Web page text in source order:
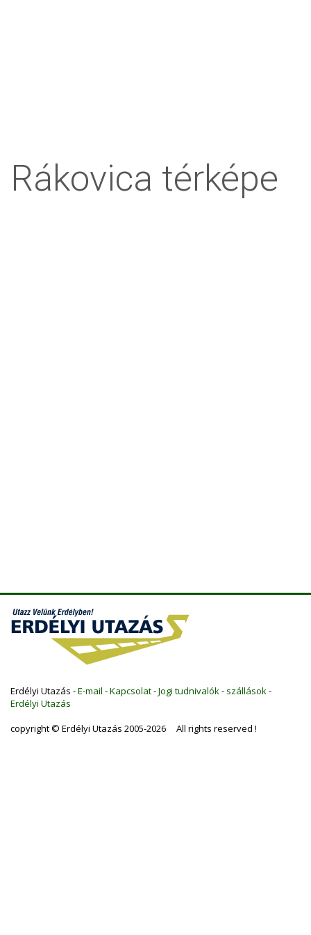
Rákovica térképe
Erdélyi Utazás -E-mail -Kapcsolat-Jogi tudnivalók- szállások-
Erdélyi Utazás
copyright © Erdélyi Utazás 2005-2026 All rights reserved !